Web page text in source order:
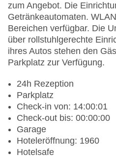
zum Angebot. Die
Getränkeautomaten.
Bereichen verfügbar. Die
über rollstuhlgerechte
ihres Autos stehen den
Parkplatz zur Verfügung.
24h Rezeption
Parkplatz
Check-in von: 14:00:01
Check-out bis: 00:00:00
Garage
Hoteleröffnung: 1960
Hotelsafe